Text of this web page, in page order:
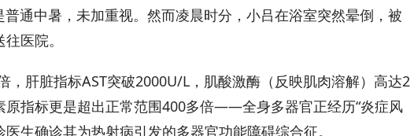
通中暑，未加重视。然而凌晨时分，小吕在浴室突然晕倒，被
医院。
，肝脏指标AST突破2000U/L，肌酸激酶（反映肌肉溶解）高达2
原指标更是超出正常范围400多倍——全身多器官正经历“炎症风
生确诊其为热射病引发的多器官功能障碍综合征。